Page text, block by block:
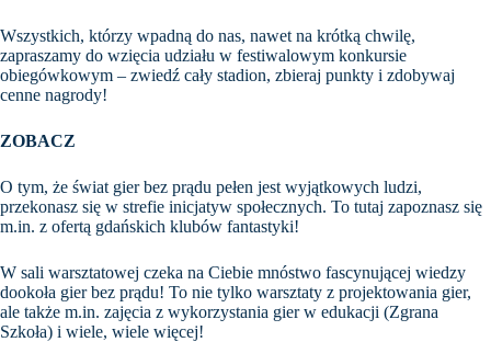
Wszystkich, którzy wpadną do nas, nawet na krótką chwilę,
zapraszamy do wzięcia udziału w festiwalowym konkursie
obiegówkowym – zwiedź cały stadion, zbieraj punkty i zdobywaj
cenne nagrody!
ZOBACZ
O tym, że świat gier bez prądu pełen jest wyjątkowych ludzi,
przekonasz się w strefie inicjatyw społecznych. To tutaj zapoznasz się
m.in. z ofertą gdańskich klubów fantastyki!
W sali warsztatowej czeka na Ciebie mnóstwo fascynującej wiedzy
dookoła gier bez prądu! To nie tylko warsztaty z projektowania gier,
ale także m.in. zajęcia z wykorzystania gier w edukacji (Zgrana
Szkoła) i wiele, wiele więcej!